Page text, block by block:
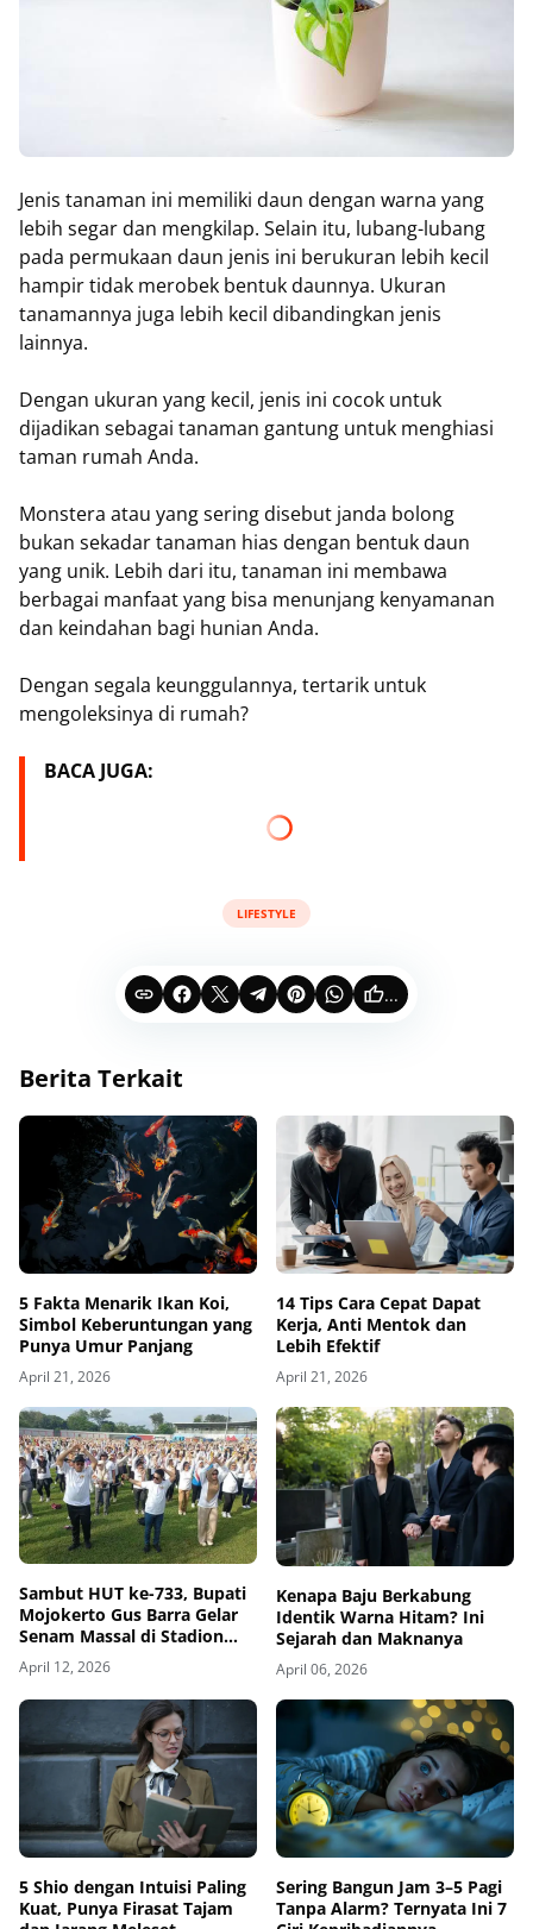
Jenis tanaman ini memiliki daun dengan warna yang
lebih segar dan mengkilap. Selain itu, lubang-lubang
pada permukaan daun jenis ini berukuran lebih kecil
hampir tidak merobek bentuk daunnya. Ukuran
tanamannya juga lebih kecil dibandingkan jenis
lainnya.
Dengan ukuran yang kecil, jenis ini cocok untuk
dijadikan sebagai tanaman gantung untuk menghiasi
taman rumah Anda.
Monstera atau yang sering disebut janda bolong
bukan sekadar tanaman hias dengan bentuk daun
yang unik. Lebih dari itu, tanaman ini membawa
berbagai manfaat yang bisa menunjang kenyamanan
dan keindahan bagi hunian Anda.
Dengan segala keunggulannya, tertarik untuk
mengoleksinya di rumah?
BACA JUGA:
LIFESTYLE
...
Berita Terkait
5 Fakta Menarik Ikan Koi,
Simbol Keberuntungan yang
Punya Umur Panjang
April 21, 2026
14 Tips Cara Cepat Dapat
Kerja, Anti Mentok dan
Lebih Efektif
April 21, 2026
Sambut HUT ke-733, Bupati
Mojokerto Gus Barra Gelar
Senam Massal di Stadion
Gajah Mada
April 12, 2026
Kenapa Baju Berkabung
Identik Warna Hitam? Ini
Sejarah dan Maknanya
April 06, 2026
5 Shio dengan Intuisi Paling
Kuat, Punya Firasat Tajam
Sering Bangun Jam 3–5 Pagi
Tanpa Alarm? Ternyata Ini 7